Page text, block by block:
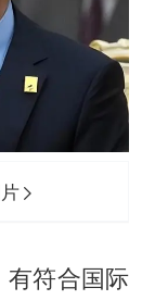
有符合国际